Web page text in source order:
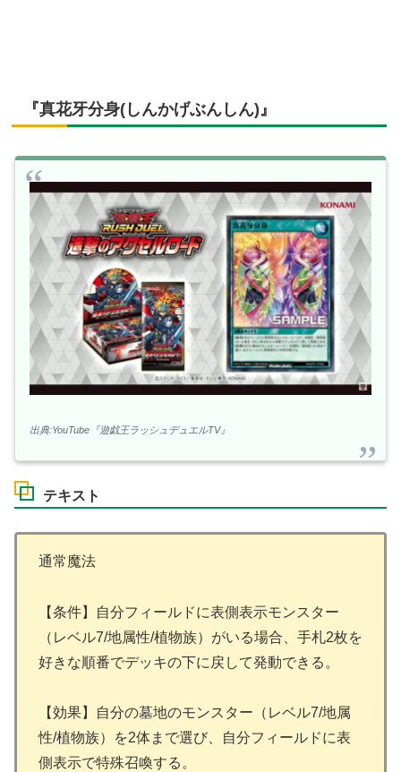
『真花牙分身(しんかげぶんしん)』
出典:YouTube『遊戯王ラッシュデュエルTV』
テキスト
通常魔法
【条件】自分フィールドに表側表示モンスター
（レベル7/地属性/植物族）がいる場合、手札2枚を
好きな順番でデッキの下に戻して発動できる。
【効果】自分の墓地のモンスター（レベル7/地属
性/植物族）を2体まで選び、自分フィールドに表
側表示で特殊召喚する。